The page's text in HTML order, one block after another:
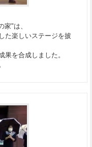
"は、
た楽しいステージを披
果を合成しました。